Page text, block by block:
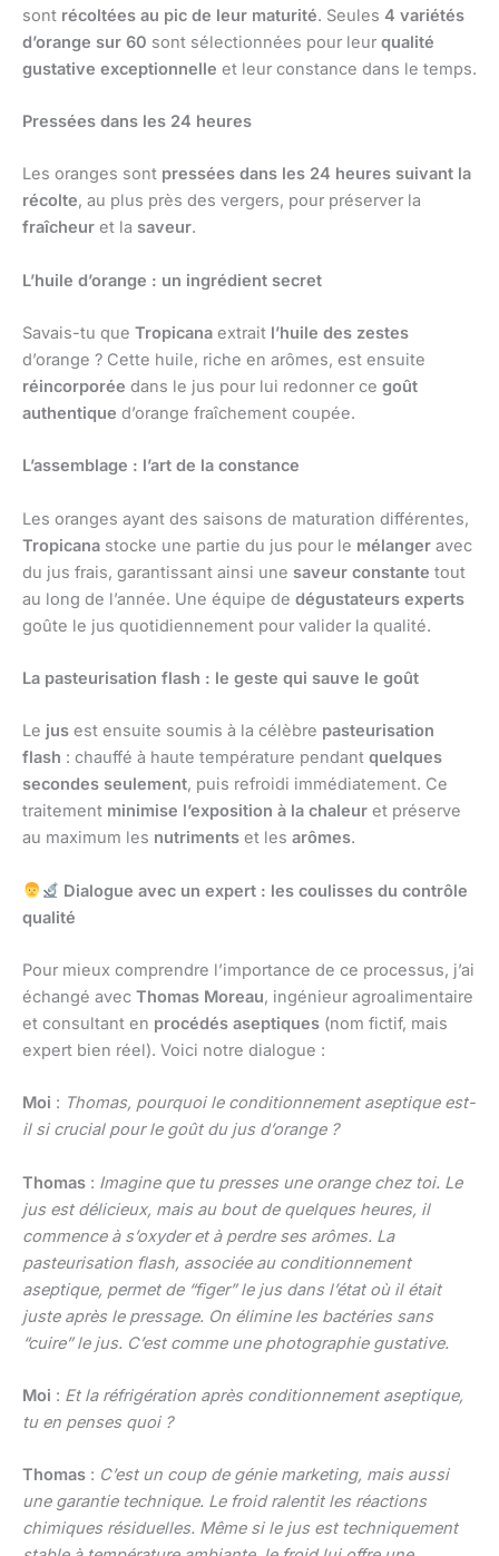
sont récoltées au pic de leur maturité. Seules 4 variétés
d’orange sur 60 sont sélectionnées pour leur qualité
gustative exceptionnelle et leur constance dans le temps.
Pressées dans les 24 heures
Les oranges sont pressées dans les 24 heures suivant la
récolte, au plus près des vergers, pour préserver la
fraîcheur et la saveur.
L’huile d’orange : un ingrédient secret
Savais-tu que Tropicana extrait l’huile des zestes
d’orange ? Cette huile, riche en arômes, est ensuite
réincorporée dans le jus pour lui redonner ce goût
authentique d’orange fraîchement coupée.
L’assemblage : l’art de la constance
Les oranges ayant des saisons de maturation différentes,
Tropicana stocke une partie du jus pour le mélanger avec
du jus frais, garantissant ainsi une saveur constante tout
au long de l’année. Une équipe de dégustateurs experts
goûte le jus quotidiennement pour valider la qualité.
La pasteurisation flash : le geste qui sauve le goût
Le jus est ensuite soumis à la célèbre pasteurisation
flash : chauffé à haute température pendant quelques
secondes seulement, puis refroidi immédiatement. Ce
traitement minimise l’exposition à la chaleur et préserve
au maximum les nutriments et les arômes.
Dialogue avec un expert : les coulisses du contrôle
qualité
Pour mieux comprendre l’importance de ce processus, j’ai
échangé avec Thomas Moreau, ingénieur agroalimentaire
et consultant en procédés aseptiques (nom fictif, mais
expert bien réel). Voici notre dialogue :
Moi : Thomas, pourquoi le conditionnement aseptique est-
il si crucial pour le goût du jus d’orange ?
Thomas : Imagine que tu presses une orange chez toi. Le
jus est délicieux, mais au bout de quelques heures, il
commence à s’oxyder et à perdre ses arômes. La
pasteurisation flash, associée au conditionnement
aseptique, permet de “figer” le jus dans l’état où il était
juste après le pressage. On élimine les bactéries sans
“cuire” le jus. C’est comme une photographie gustative.
Moi : Et la réfrigération après conditionnement aseptique,
tu en penses quoi ?
Thomas : C’est un coup de génie marketing, mais aussi
une garantie technique. Le froid ralentit les réactions
chimiques résiduelles. Même si le jus est techniquement